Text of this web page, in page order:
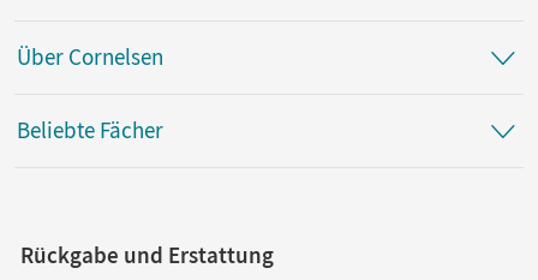
Über Cornelsen
Beliebte Fächer
Rückgabe und Erstattung